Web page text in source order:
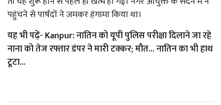
पहुंचने से पार्षदों ने जमकर हंगामा किया था।
यह भी पढ़ें- Kanpur: नातिन को यूपी पुलिस परीक्षा दिलाने जा रहे
नाना को तेज रफ्तार डंपर ने मारी टक्कर; मौत... नातिन का भी हाथ
टूटा...